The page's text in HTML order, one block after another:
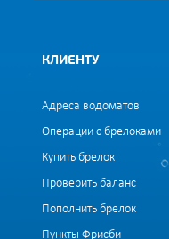
КЛИЕНТУ
Адреса водоматов
Операции с брелоками
Купить брелок
Проверить баланс
Пополнить брелок
Пункты Фрисби